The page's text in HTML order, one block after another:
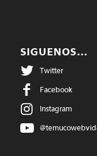
SIGUENOS…
Twitter
Facebook
Instagram